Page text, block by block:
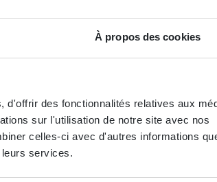
À propos des cookies
d'offrir des fonctionnalités relatives aux
sur l'utilisation de notre site avec nos
celles-ci avec d'autres informations
services.
que